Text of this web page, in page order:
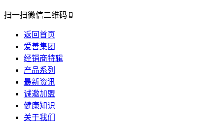
扫一扫微信二维码
返回首页
爱善集团
经销商特辑
产品系列
最新资讯
诚邀加盟
健康知识
关于我们